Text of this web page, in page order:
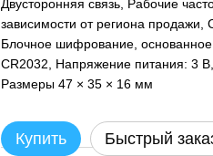
Двусторонняя связь, Рабочие
зависимости от региона
Блочное шифрование,
CR2032, Напряжение питания: 3
Размеры 47 × 35 × 16 мм
Купить Быстрый